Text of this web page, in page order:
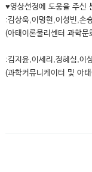
♥영상선정에 도움을 주신
:김상욱,이명현,이성빈,손
(아태이론물리센터 과학문
:김지윤,이세리,정혜심,이
(과학커뮤니케이터 및 아